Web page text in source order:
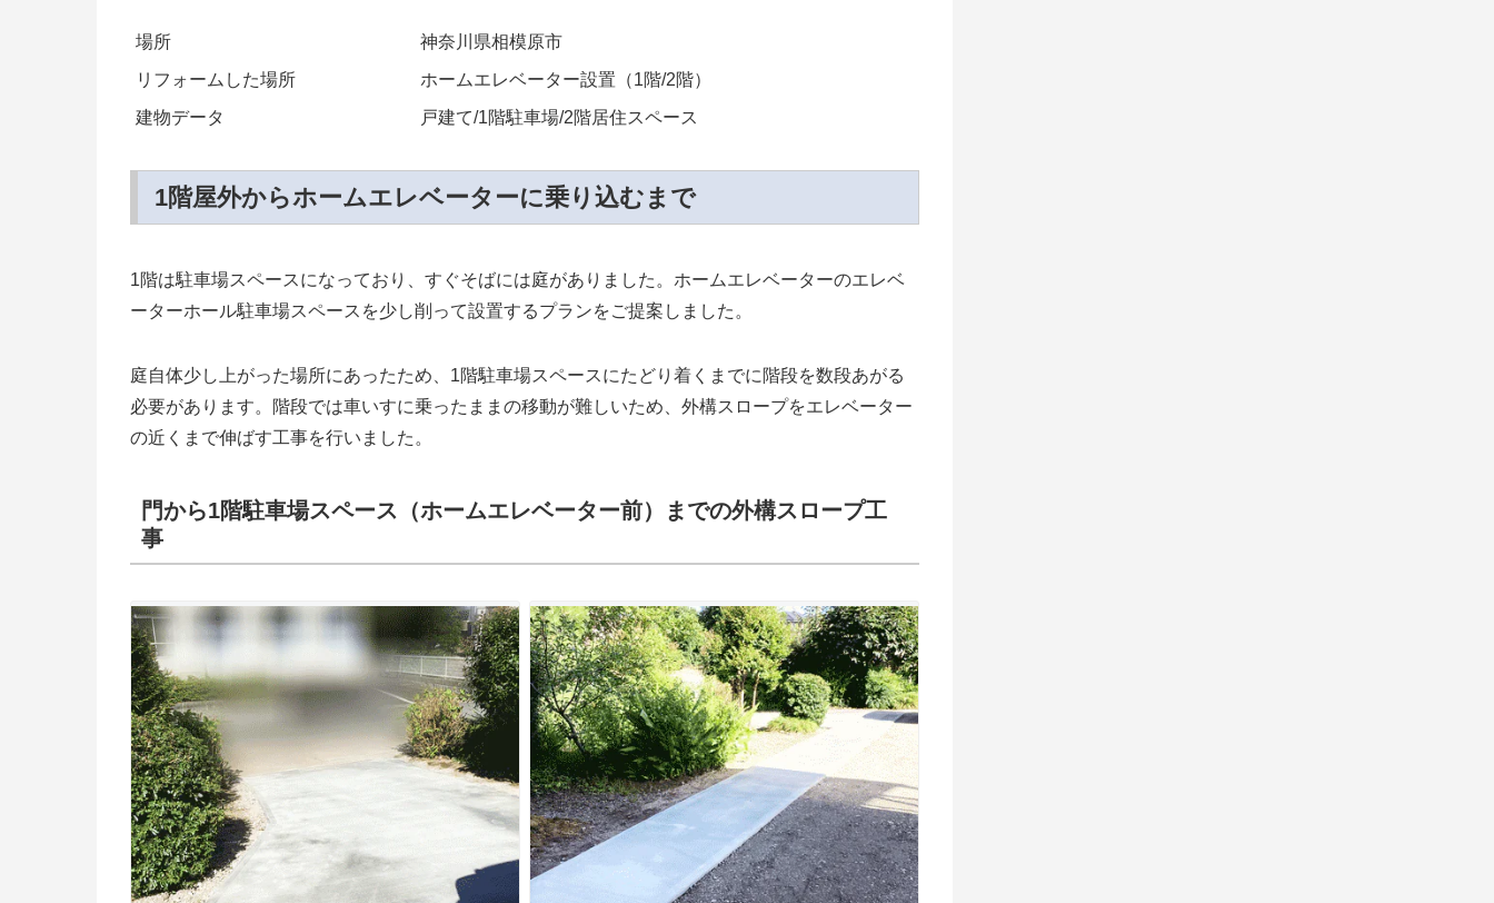
場所
神奈川県相模原市
リフォームした場所
ホームエレベーター設置（1階/2階）
建物データ
戸建て/1階駐車場/2階居住スペース
1階屋外からホームエレベーターに乗り込むまで
1階は駐車場スペースになっており、すぐそばには庭がありました。ホームエレベーターのエレベ
ーターホール駐車場スペースを少し削って設置するプランをご提案しました。
庭自体少し上がった場所にあったため、1階駐車場スペースにたどり着くまでに階段を数段あがる
必要があります。階段では車いすに乗ったままの移動が難しいため、外構スロープをエレベーター
の近くまで伸ばす工事を行いました。
門から1階駐車場スペース（ホームエレベーター前）までの外構スロープ工
事